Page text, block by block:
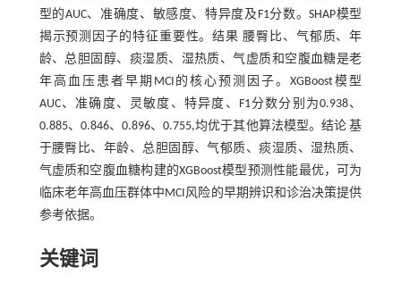
型的AUC、准确度、敏感度、特异度及F1分数。SHAP模型
揭示预测因子的特征重要性。结果 腰臀比、气郁质、年
龄、总胆固醇、痰湿质、湿热质、气虚质和空腹血糖是老
年高血压患者早期MCI的核心预测因子。XGBoost模型
AUC、准确度、灵敏度、特异度、F1分数分别为0.938、
0.885、0.846、0.896、0.755,均优于其他算法模型。结论 基
于腰臀比、年龄、总胆固醇、气郁质、痰湿质、湿热质、
气虚质和空腹血糖构建的XGBoost模型预测性能最优，可为
临床老年高血压群体中MCI风险的早期辨识和诊治决策提供
参考依据。
关键词